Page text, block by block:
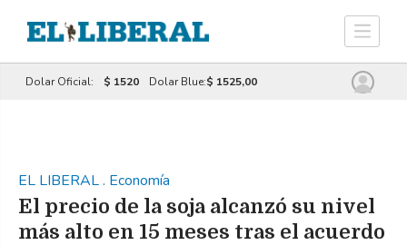
Dolar Oficial: $ 1520 Dolar Blue:$ 1525,00
EL LIBERAL. Economía
El precio de la soja alcanzó su nivel
más alto en 15 meses tras el acuerdo